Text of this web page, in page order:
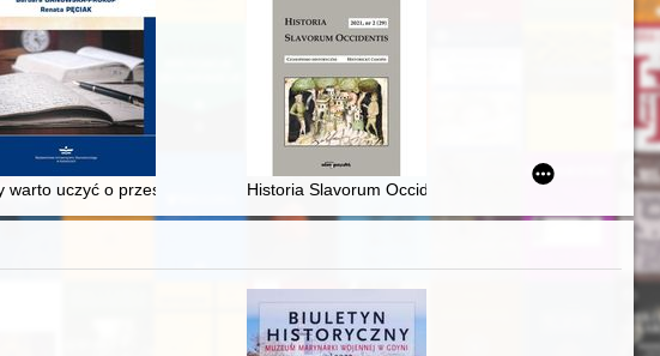
1918-1921
warto uczyć o przeszłości dla świata trudnej do przewidzenia przyszłości, czyli Po co
Historia Slavorum Occidentis : czasopismo